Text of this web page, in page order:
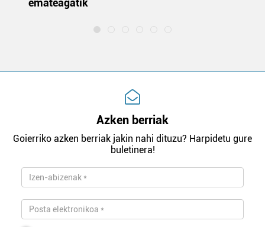
Azken berriak
Goierriko azken berriak jakin nahi dituzu? Harpidetu gure
buletinera!